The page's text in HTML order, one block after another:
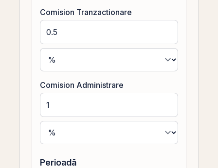
Comision Tranzactionare
Comision Administrare
Perioadă